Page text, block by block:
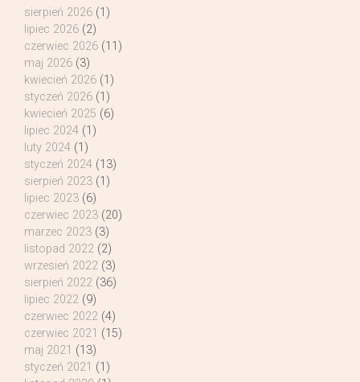
sierpień 2026 (1)
lipiec 2026 (2)
czerwiec 2026 (11)
maj 2026 (3)
kwiecień 2026 (1)
styczeń 2026 (1)
kwiecień 2025 (6)
lipiec 2024 (1)
luty 2024 (1)
styczeń 2024 (13)
sierpień 2023 (1)
lipiec 2023 (6)
czerwiec 2023 (20)
marzec 2023 (3)
listopad 2022 (2)
wrzesień 2022 (3)
sierpień 2022 (36)
lipiec 2022 (9)
czerwiec 2022 (4)
czerwiec 2021 (15)
maj 2021 (13)
styczeń 2021 (1)